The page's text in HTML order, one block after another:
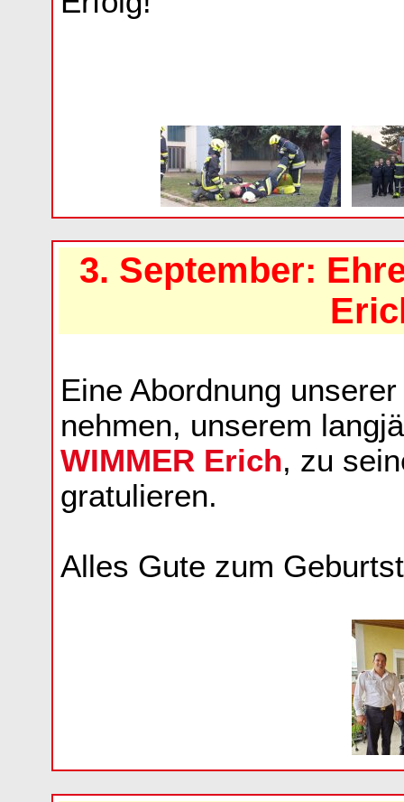
3. September:
Eine Abordnung
nehmen, unserem
WIMMER Erich, zu
gratulieren.
Alles Gute zum